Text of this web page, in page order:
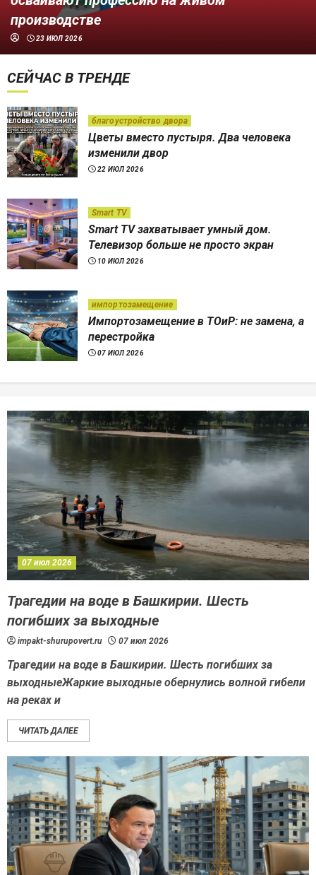
производстве
23 ИЮЛ 2026
СЕЙЧАС В ТРЕНДЕ
благоустройство двора
Цветы вместо пустыря. Два человека
изменили двор
22 ИЮЛ 2026
Smart TV
Smart TV захватывает умный дом.
Телевизор больше не просто экран
10 ИЮЛ 2026
импортозамещение
Импортозамещение в ТОиР: не замена, а
перестройка
07 ИЮЛ 2026
07 июл 2026
Трагедии на воде в Башкирии. Шесть
погибших за выходные
impakt-shurupovert.ru 07 июл 2026
Трагедии на воде в Башкирии. Шесть погибших за
выходныеЖаркие выходные обернулись волной гибели
на реках и
ЧИТАТЬ ДАЛЕЕ